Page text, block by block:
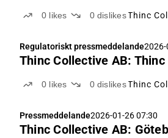
0 likes 0 dislikes Thinc
Regulatoriskt pressmeddelande2026-
Thinc Collective AB:
0 likes 0 dislikes Thinc
Pressmeddelande2026-01-26 07:30
Thinc Collective AB: